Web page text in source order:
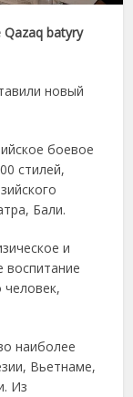
batyry
новый
боевое
стилей,
Бали.
и
воспитание
наиболее
Вьетнаме,
Из